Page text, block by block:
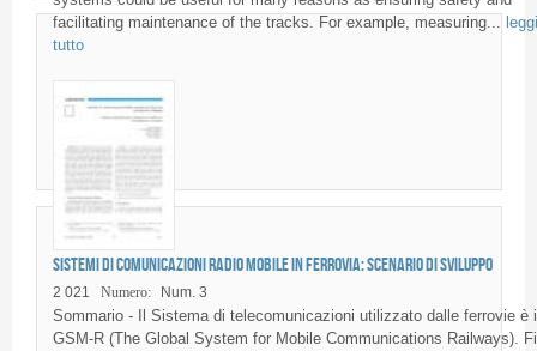
facilitating maintenance of the tracks. For example, measuring... leggi
tutto
Sistemi di comunicazioni Radio mobile in Ferrovia: scenario di sviluppo
2 021 Numero: Num. 3
Sommario - Il Sistema di telecomunicazioni utilizzato dalle ferrovie è
GSM-R (The Global System for Mobile Communications Railways).